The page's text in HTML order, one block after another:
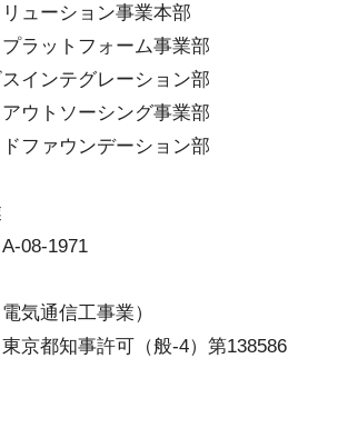
ューション事業本部
ラットフォーム事業部
インテグレーション部
ウトソーシング事業部
ファウンデーション部
A-08-1971
気通信工事業）
東京都知事許可（般-4）第138586